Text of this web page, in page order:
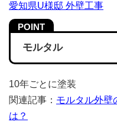
愛知県U様邸 外壁工事
モルタル
10年ごとに塗装
関連記事： モルタル外壁
は？